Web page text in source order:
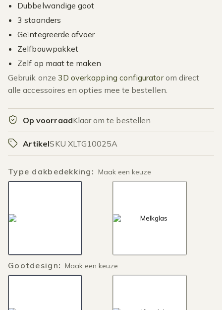
Dubbelwandige goot
3 staanders
Geïntegreerde afvoer
Zelfbouwpakket
Zelf op maat te maken
Gebruik onze 3D overkapping configuratorom direct
alle accessoires en opties mee te bestellen.
Op voorraadKlaar om te bestellen
ArtikelSKU XLTG10025A
Type dakbedekking : Maak een keuze
Gootdesign: Maak een keuze